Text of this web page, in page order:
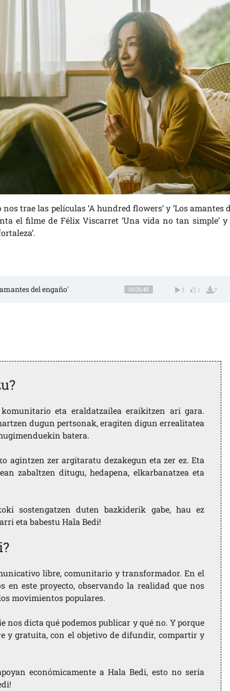
trae las películas ‘A hundred flowers’ y ‘Los amantes
el filme de Félix Viscarret ‘Una vida no tan simple’
del engaño' 00:26:45 3 1 7
eta eraldatzailea eraikitzen ari gara.
dugun pertsonak, eragiten digun errealitatea
batera.
agintzen zer argitaratu dezakegun eta zer ez. Eta
zabaltzen ditugu, hedapena, elkarbanatzea eta
sostengatzen duten bazkiderik gabe, hau ez
eta babestu Hala Bedi!
libre, comunitario y transformador. En el
en este proyecto, observando la realidad que nos
movimientos populares.
dicta qué podemos publicar y qué no. Y porque
y gratuita, con el objetivo de difundir, compartir y
económicamente a Hala Bedi, esto no sería